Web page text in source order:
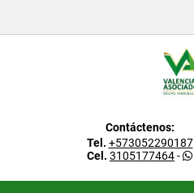
Contáctenos:
Tel. +573052290187
Cel. 3105177464-